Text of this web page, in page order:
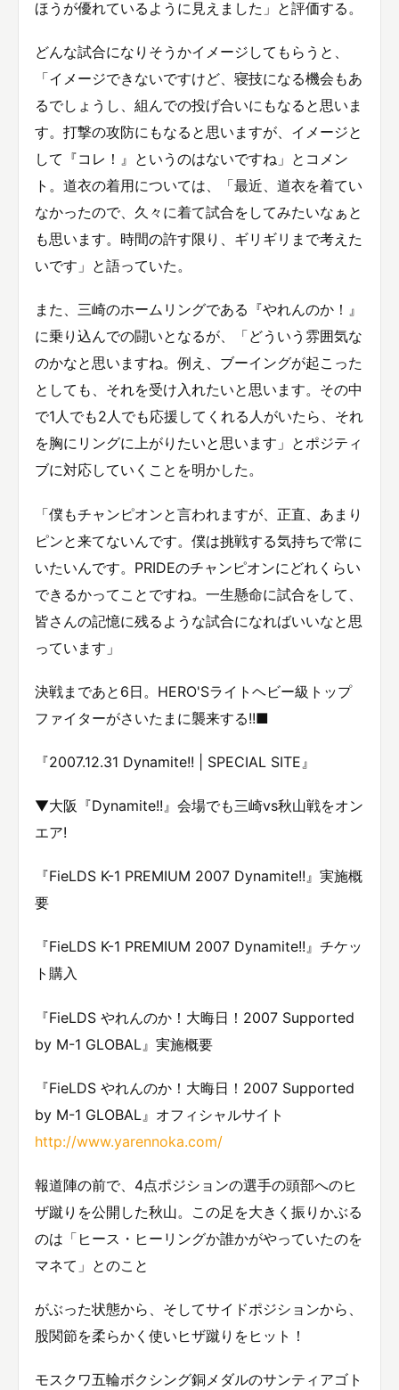
ほうが優れているように見えました」と評価する。
どんな試合になりそうかイメージしてもらうと、
「イメージできないですけど、寝技になる機会もあ
るでしょうし、組んでの投げ合いにもなると思いま
す。打撃の攻防にもなると思いますが、イメージと
して『コレ！』というのはないですね」とコメン
ト。道衣の着用については、「最近、道衣を着てい
なかったので、久々に着て試合をしてみたいなぁと
も思います。時間の許す限り、ギリギリまで考えた
いです」と語っていた。
また、三崎のホームリングである『やれんのか！』
に乗り込んでの闘いとなるが、「どういう雰囲気な
のかなと思いますね。例え、ブーイングが起こった
としても、それを受け入れたいと思います。その中
で1人でも2人でも応援してくれる人がいたら、それ
を胸にリングに上がりたいと思います」とポジティ
ブに対応していくことを明かした。
「僕もチャンピオンと言われますが、正直、あまり
ピンと来てないんです。僕は挑戦する気持ちで常に
いたいんです。PRIDEのチャンピオンにどれくらい
できるかってことですね。一生懸命に試合をして、
皆さんの記憶に残るような試合になればいいなと思
っています」
決戦まであと6日。HERO'Sライトヘビー級トップ
ファイターがさいたまに襲来する!!■
『2007.12.31 Dynamite!! | SPECIAL SITE』
▼大阪『Dynamite!!』会場でも三崎vs秋山戦をオン
エア!
『FieLDS K-1 PREMIUM 2007 Dynamite!!』実施概
要
『FieLDS K-1 PREMIUM 2007 Dynamite!!』チケッ
ト購入
『FieLDS やれんのか！大晦日！2007 Supported
by M-1 GLOBAL』実施概要
『FieLDS やれんのか！大晦日！2007 Supported
by M-1 GLOBAL』オフィシャルサイト
http://www.yarennoka.com/
報道陣の前で、4点ポジションの選手の頭部へのヒ
ザ蹴りを公開した秋山。この足を大きく振りかぶる
のは「ヒース・ヒーリングか誰かがやっていたのを
マネて」とのこと
がぶった状態から、そしてサイドポジションから、
股関節を柔らかく使いヒザ蹴りをヒット！
モスクワ五輪ボクシング銅メダルのサンティアゴト